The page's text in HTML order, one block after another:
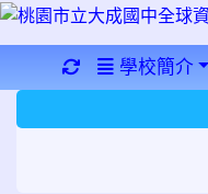
重新取得佈景
學校簡介